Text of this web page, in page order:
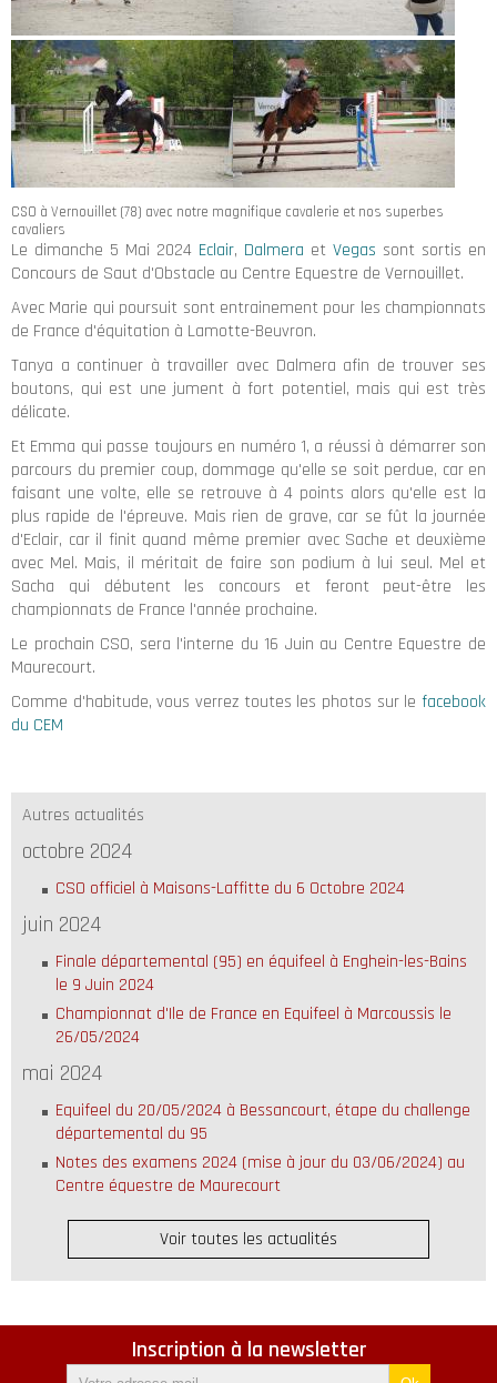
CSO à Vernouillet (78) avec notre magnifique cavalerie et nos superbes
cavaliers
Le dimanche 5 Mai 2024 Eclair, Dalmera et Vegas sont sortis en
Concours de Saut d'Obstacle au Centre Equestre de Vernouillet.
Avec Marie qui poursuit sont entrainement pour les championnats
de France d'équitation à Lamotte-Beuvron.
Tanya a continuer à travailler avec Dalmera afin de trouver ses
boutons, qui est une jument à fort potentiel, mais qui est très
délicate.
Et Emma qui passe toujours en numéro 1, a réussi à démarrer son
parcours du premier coup, dommage qu'elle se soit perdue, car en
faisant une volte, elle se retrouve à 4 points alors qu'elle est la
plus rapide de l'épreuve. Mais rien de grave, car se fût la journée
d'Eclair, car il finit quand même premier avec Sache et deuxième
avec Mel. Mais, il méritait de faire son podium à lui seul. Mel et
Sacha qui débutent les concours et feront peut-être les
championnats de France l'année prochaine.
Le prochain CSO, sera l'interne du 16 Juin au Centre Equestre de
Maurecourt.
Comme d'habitude, vous verrez toutes les photos sur le facebook
du CEM
Autres actualités
octobre 2024
CSO officiel à Maisons-Laffitte du 6 Octobre 2024
juin 2024
Finale départemental (95) en équifeel à Enghein-les-Bains
le 9 Juin 2024
Championnat d'Ile de France en Equifeel à Marcoussis le
26/05/2024
mai 2024
Equifeel du 20/05/2024 à Bessancourt, étape du challenge
départemental du 95
Notes des examens 2024 (mise à jour du 03/06/2024) au
Centre équestre de Maurecourt
Voir toutes les actualités
Inscription à la newsletter